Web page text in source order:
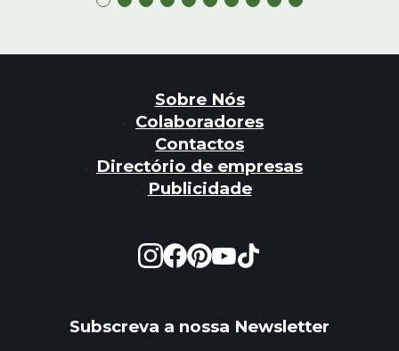
Sobre Nós
Colaboradores
Contactos
Directório de empresas
Publicidade
Subscreva a nossa Newsletter